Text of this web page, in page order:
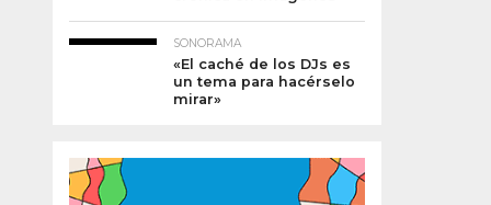
SONORAMA
«El caché de los DJs es
un tema para hacérselo
mirar»